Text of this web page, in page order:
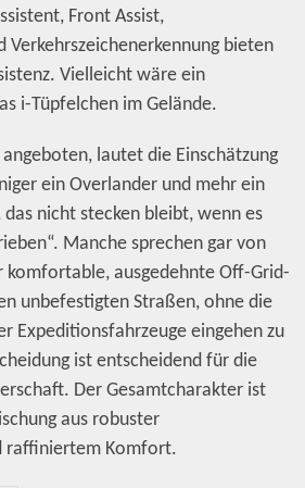
Front Assist,
Verkehrszeichenerkennung bieten
Vielleicht wäre ein
i-Tüpfelchen im Gelände.
lautet die Einschätzung
ein Overlander und mehr ein
nicht stecken bleibt, wenn es
Manche sprechen gar von
komfortable, ausgedehnte Off-Grid-
unbefestigten Straßen, ohne die
Expeditionsfahrzeuge eingehen zu
ist entscheidend für die
Der Gesamtcharakter ist
aus robuster
raffiniertem Komfort.